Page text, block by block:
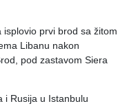
prvi brod sa žitom
Libanu nakon
pod zastavom Siera
i Rusija u Istanbulu